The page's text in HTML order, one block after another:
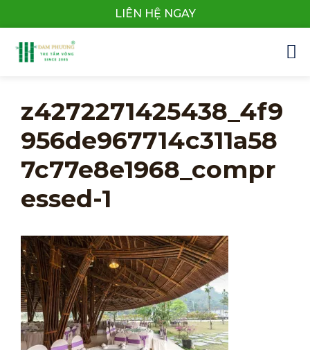
LIÊN HỆ NGAY
z4272271425438_4f9
956de967714c311a58
7c77e8e1968_compr
essed-1